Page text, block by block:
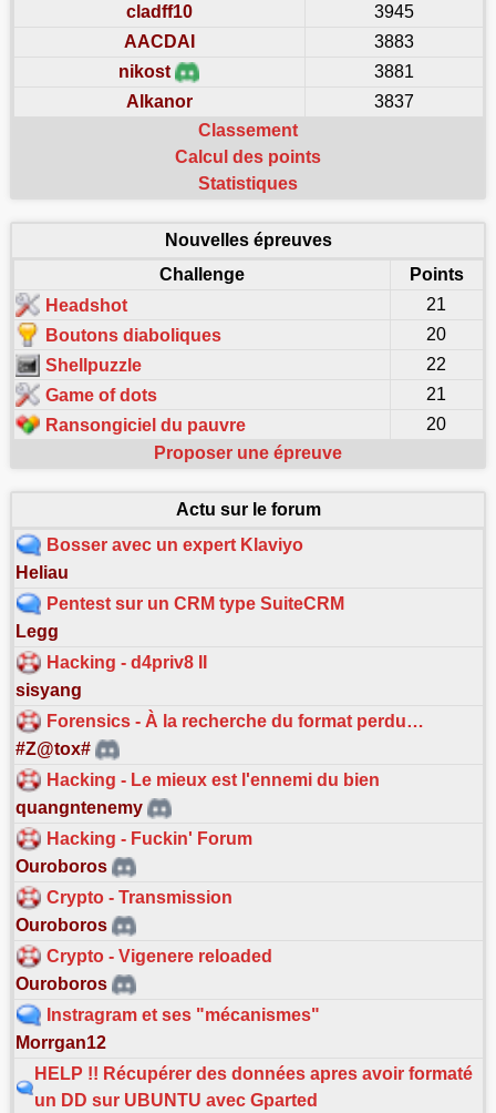
cladff10
3945
AACDAI
3883
nikost
3881
Alkanor
3837
Classement
Calcul des points
Statistiques
Nouvelles épreuves
Challenge
Points
Headshot
21
Boutons diaboliques
20
Shellpuzzle
22
Game of dots
21
Ransongiciel du pauvre
20
Proposer une épreuve
Actu sur le forum
Bosser avec un expert Klaviyo
Heliau
Pentest sur un CRM type SuiteCRM
Legg
Hacking - d4priv8 II
sisyang
Forensics - À la recherche du format perdu…
#Z@tox#
Hacking - Le mieux est l'ennemi du bien
quangntenemy
Hacking - Fuckin' Forum
Ouroboros
Crypto - Transmission
Ouroboros
Crypto - Vigenere reloaded
Ouroboros
Instragram et ses "mécanismes"
Morrgan12
HELP !! Récupérer des données apres avoir formaté
un DD sur UBUNTU avec Gparted